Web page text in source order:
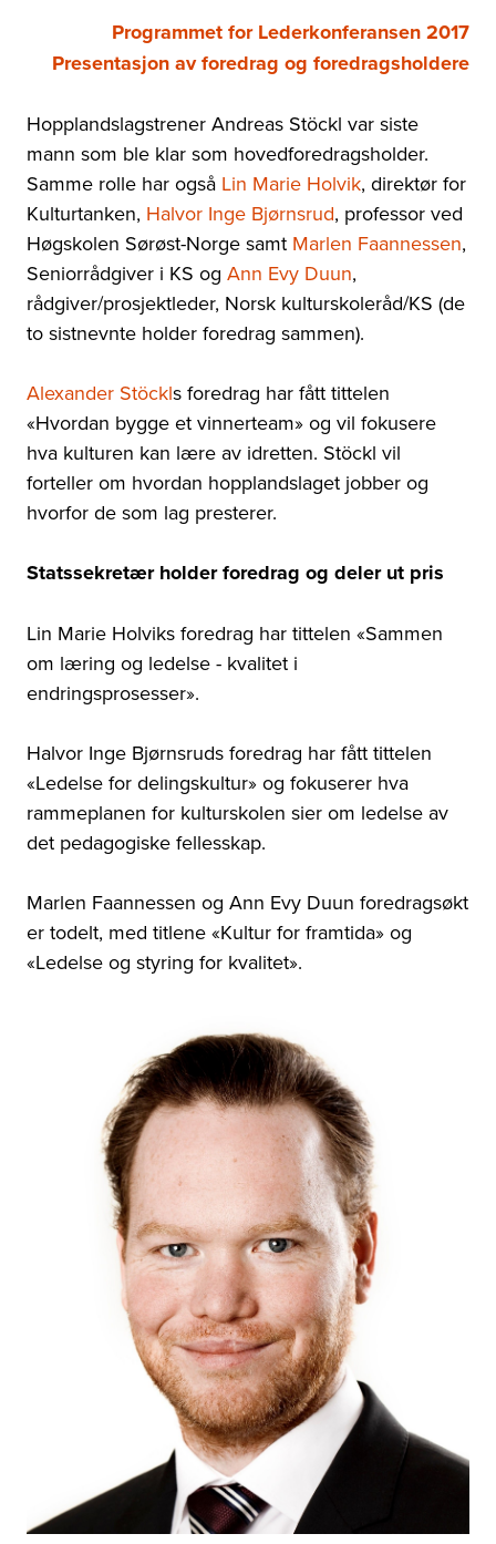
Programmet for Lederkonferansen 2017
Presentasjon av foredrag og foredragsholdere
Hopplandslagstrener Andreas Stöckl var siste
mann som ble klar som hovedforedragsholder.
Samme rolle har også Lin Marie Holvik, direktør for
Kulturtanken, Halvor Inge Bjørnsrud, professor ved
Høgskolen Sørøst-Norge samt Marlen Faannessen,
Seniorrådgiver i KS og Ann Evy Duun,
rådgiver/prosjektleder, Norsk kulturskoleråd/KS (de
to sistnevnte holder foredrag sammen).
Alexander Stöckls foredrag har fått tittelen
«Hvordan bygge et vinnerteam» og vil fokusere
hva kulturen kan lære av idretten. Stöckl vil
forteller om hvordan hopplandslaget jobber og
hvorfor de som lag presterer.
Statssekretær holder foredrag og deler ut pris
Lin Marie Holviks foredrag har tittelen «Sammen
om læring og ledelse - kvalitet i
endringsprosesser».
Halvor Inge Bjørnsruds foredrag har fått tittelen
«Ledelse for delingskultur» og fokuserer hva
rammeplanen for kulturskolen sier om ledelse av
det pedagogiske fellesskap.
Marlen Faannessen og Ann Evy Duun foredragsøkt
er todelt, med titlene «Kultur for framtida» og
«Ledelse og styring for kvalitet».